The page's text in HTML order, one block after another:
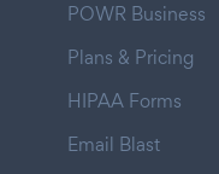
POWR Business
Plans & Pricing
HIPAA Forms
Email Blast